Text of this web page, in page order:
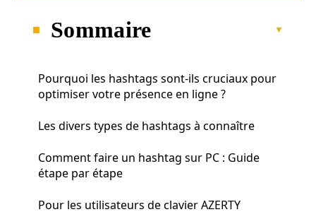
Sommaire
Pourquoi les hashtags sont-ils cruciaux pour
optimiser votre présence en ligne ?
Les divers types de hashtags à connaître
Comment faire un hashtag sur PC : Guide
étape par étape
Pour les utilisateurs de clavier AZERTY